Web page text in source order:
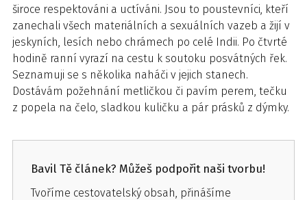
široce respektováni a uctíváni. Jsou to poustevníci, kteří
zanechali všech materiálních a sexuálních vazeb a žijí v
jeskyních, lesích nebo chrámech po celé Indii. Po čtvrté
hodině ranní vyrazí na cestu k soutoku posvátných řek.
Seznamuji se s několika naháči v jejich stanech.
Dostávám požehnání metličkou či pavím perem, tečku
z popela na čelo, sladkou kuličku a pár prásků z dýmky.
Bavil Tě článek? Můžeš podpořit naši tvorbu!
Tvoříme cestovatelský obsah, přinášíme